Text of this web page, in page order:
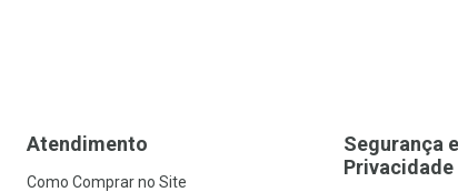
Atendimento
Como Comprar no Site
Segurança e
Privacidade